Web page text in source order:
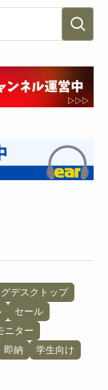
デスクトップ
セール
ニター
即納
学生向け